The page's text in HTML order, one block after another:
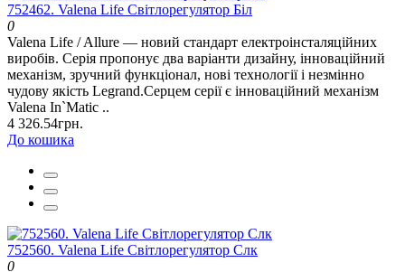
752462. Valena Life Світлорегулятор Біл
0
Valena Life / Allure — новий стандарт електроінсталяційних
виробів. Серія пропонує два варіанти дизайну, інноваційний
механізм, зручний функціонал, нові технології і незмінно
чудову якість Legrand.Серцем серії є інноваційний механізм
Valena In`Matic ..
4 326.54грн.
До кошика
752560. Valena Life Світлорегулятор Слк
0